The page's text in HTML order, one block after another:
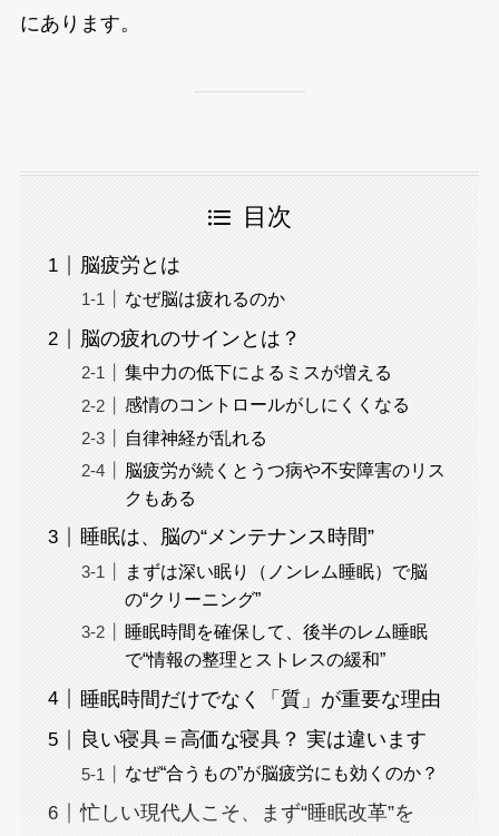
にあります。
目次
脳疲労とは
なぜ脳は疲れるのか
脳の疲れのサインとは？
集中力の低下によるミスが増える
感情のコントロールがしにくくなる
自律神経が乱れる
脳疲労が続くとうつ病や不安障害のリス
クもある
睡眠は、脳の“メンテナンス時間”
まずは深い眠り（ノンレム睡眠）で脳
の“クリーニング”
睡眠時間を確保して、後半のレム睡眠
で“情報の整理とストレスの緩和”
睡眠時間だけでなく「質」が重要な理由
良い寝具＝高価な寝具？ 実は違います
なぜ“合うもの”が脳疲労にも効くのか？
忙しい現代人こそ、まず“睡眠改革”を